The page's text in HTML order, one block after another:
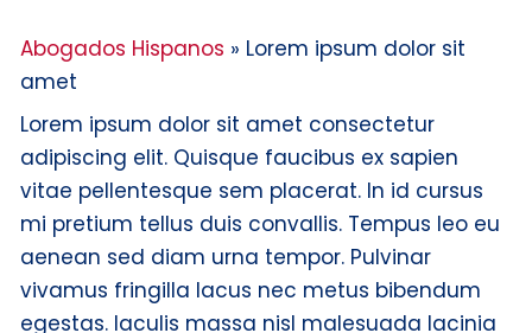
Abogados Hispanos » Lorem ipsum dolor sit
amet
Lorem ipsum dolor sit amet consectetur
adipiscing elit. Quisque faucibus ex sapien
vitae pellentesque sem placerat. In id cursus
mi pretium tellus duis convallis. Tempus leo eu
aenean sed diam urna tempor. Pulvinar
vivamus fringilla lacus nec metus bibendum
egestas. Iaculis massa nisl malesuada lacinia